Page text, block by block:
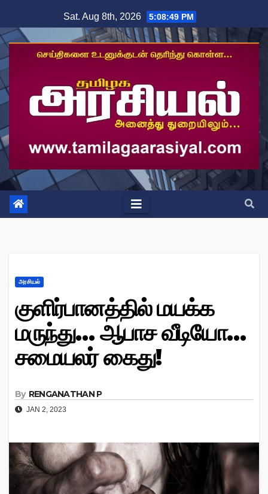
to
content
Sat. Aug 8th, 2026 5:08:49 PM
அரசியல்
குளிர்பானத்தில் மயக்க
மருந்து… ஆபாச வீடியோ…
சமையலர் கைது!
By RENGANATHAN P
JAN 2, 2023